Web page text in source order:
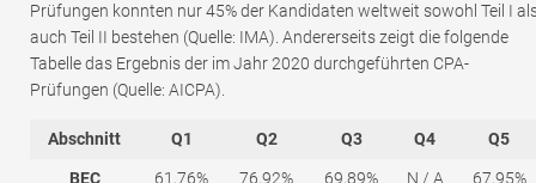
Prüfungen konnten nur 45% der Kandidaten weltweit sowohl Teil I
auch Teil II bestehen (Quelle: IMA). Andererseits zeigt die folgende
Tabelle das Ergebnis der im Jahr 2020 durchgeführten CPA-
Prüfungen (Quelle: AICPA).
Abschnitt Q1 Q2 Q3 Q4 Q5
BEC 61,76% 76,92% 69,89% N / A 67,95%